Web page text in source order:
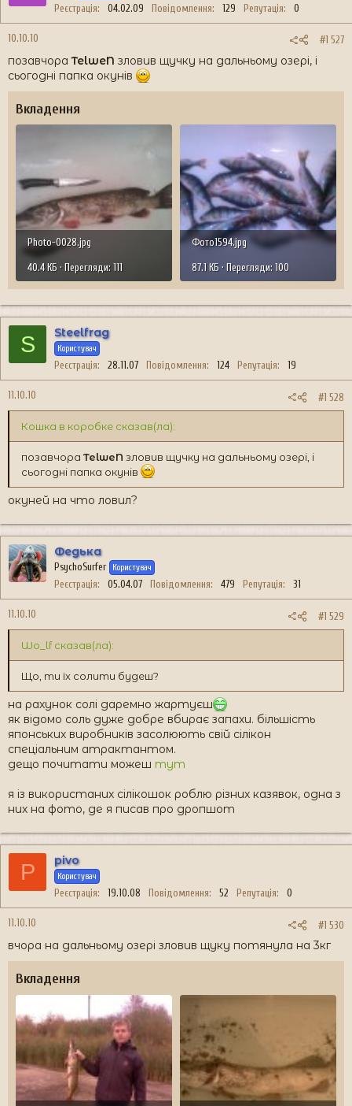
Реєстрація 04.02.09 Повідомлення 129 Репутація 0
10.10.10 #1 527
позавчораTelweN зловив щучку на дальньому озері, і
сьогодні папка окунів
Вкладення
Photo-0028.jpg
40.4 КБ · Перегляди: 111
Фото1594.jpg
87.1 КБ · Перегляди: 100
S Steelfrag
Користувач
Реєстрація 28.11.07 Повідомлення 124 Репутація 19
11.10.10 #1 528
Кошка в коробке сказав(ла):
позавчора TelweN зловив щучку на дальньому озері, і
сьогодні папка окунів
окуней на что ловил?
Федька
PsychoSurfer Користувач
Реєстрація 05.04.07 Повідомлення 479 Репутація 31
11.10.10 #1 529
Wo_lf сказав(ла):
Що, ти їх солити будеш?
на рахунок солі даремно жартуєш
як відомо соль дуже добре вбирає запахи. більшість
японських виробників засолюють свій сілікон
спеціальним атрактантом.
дещо почитати можеш тут
я із використаних сілікошок роблю різних казявок, одна з
них на фото, де я писав про дропшот
P pivo
Користувач
Реєстрація 19.10.08 Повідомлення 52 Репутація 0
11.10.10 #1 530
вчора на дальньому озері зловив щуку потянула на 3кг
Вкладення